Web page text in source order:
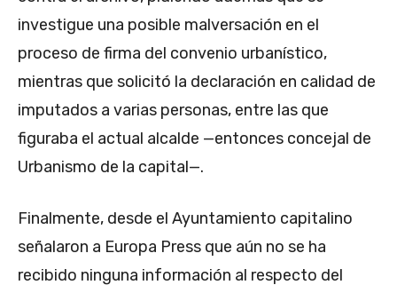
investigue una posible malversación en el
proceso de firma del convenio urbanístico,
mientras que solicitó la declaración en calidad de
imputados a varias personas, entre las que
figuraba el actual alcalde —entonces concejal de
Urbanismo de la capital—.
Finalmente, desde el Ayuntamiento capitalino
señalaron a Europa Press que aún no se ha
recibido ninguna información al respecto del